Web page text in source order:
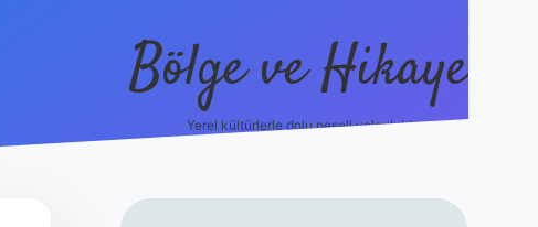
Bölge ve Hikaye
Yerel kültürlerle dolu neşeli yolculuk!
grand opera bet